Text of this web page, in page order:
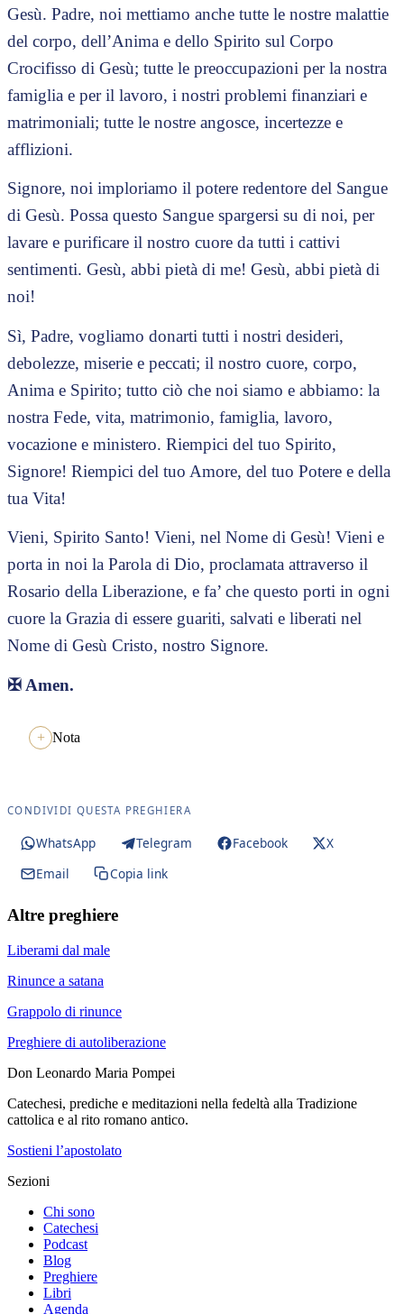
Gesù. Padre, noi mettiamo anche tutte le nostre malattie
del corpo, dell’Anima e dello Spirito sul Corpo
Crocifisso di Gesù; tutte le preoccupazioni per la nostra
famiglia e per il lavoro, i nostri problemi finanziari e
matrimoniali; tutte le nostre angosce, incertezze e
afflizioni.
Signore, noi imploriamo il potere redentore del Sangue
di Gesù. Possa questo Sangue spargersi su di noi, per
lavare e purificare il nostro cuore da tutti i cattivi
sentimenti. Gesù, abbi pietà di me! Gesù, abbi pietà di
noi!
Sì, Padre, vogliamo donarti tutti i nostri desideri,
debolezze, miserie e peccati; il nostro cuore, corpo,
Anima e Spirito; tutto ciò che noi siamo e abbiamo: la
nostra Fede, vita, matrimonio, famiglia, lavoro,
vocazione e ministero. Riempici del tuo Spirito,
Signore! Riempici del tuo Amore, del tuo Potere e della
tua Vita!
Vieni, Spirito Santo! Vieni, nel Nome di Gesù! Vieni e
porta in noi la Parola di Dio, proclamata attraverso il
Rosario della Liberazione, e fa’ che questo porti in ogni
cuore la Grazia di essere guariti, salvati e liberati nel
Nome di Gesù Cristo, nostro Signore.
✠ Amen.
Nota
CONDIVIDI QUESTA PREGHIERA
WhatsApp Telegram Facebook
X
Email
Copia link
Altre preghiere
Liberami dal male
Rinunce a satana
Grappolo di rinunce
Preghiere di autoliberazione
Don Leonardo Maria Pompei
Catechesi, prediche e meditazioni nella fedeltà alla Tradizione
cattolica e al rito romano antico.
Sostieni l’apostolato
Sezioni
Chi sono
Catechesi
Podcast
Blog
Preghiere
Libri
Agenda